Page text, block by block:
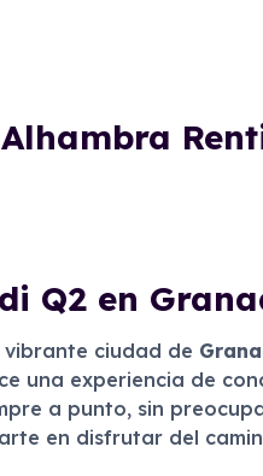
Q2 en
ciudad de
una experiencia de
a punto, sin
en disfrutar del